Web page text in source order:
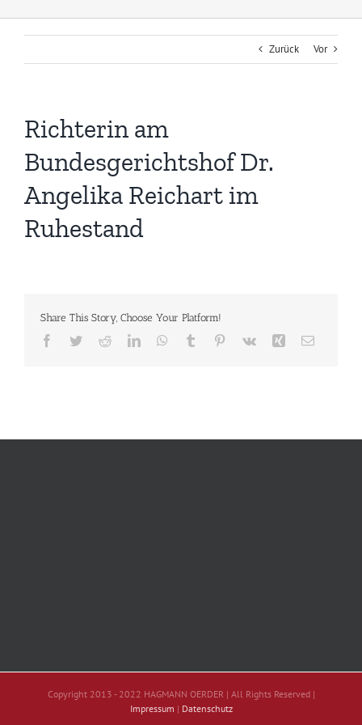
Zurück Vor
Richterin am
Bundesgerichtshof Dr.
Angelika Reichart im
Ruhestand
Share This Story, Choose Your Platform!
Facebook
TwitterRedditLinkedInWhatsApp
Tumblr Pinterest
Vk Xing E-
Copyright 2013 - 2022 HAGMANN OERDER | All Rights Reserved |
Impressum | Datenschutz